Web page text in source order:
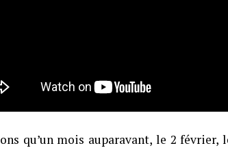
qu’un mois auparavant, le 2